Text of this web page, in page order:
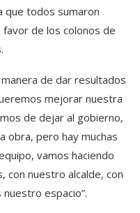
que todos sumaron
de los colonos de
de dar resultados
mejorar nuestra
de dejar al gobierno,
obra, pero hay muchas
vamos haciendo
con nuestro alcalde, con
espacio”.